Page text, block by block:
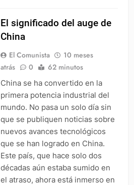
El significado del auge de
China
El Comunista
10 meses
atrás
0 62 minutos
China se ha convertido en la
primera potencia industrial del
mundo. No pasa un solo día sin
que se publiquen noticias sobre
nuevos avances tecnológicos
que se han logrado en China.
Este país, que hace solo dos
décadas aún estaba sumido en
el atraso, ahora está inmerso en